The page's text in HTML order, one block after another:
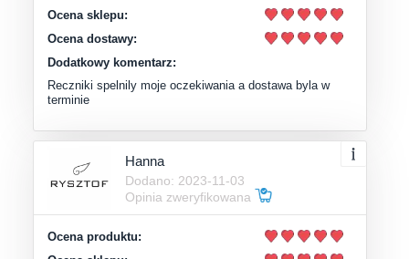
Ocena sklepu:
Ocena dostawy:
Dodatkowy komentarz:
Reczniki spelnily moje oczekiwania a dostawa byla w
terminie
Hanna
Dodano: 2023-11-03
Opinia zweryfikowana
Ocena produktu: